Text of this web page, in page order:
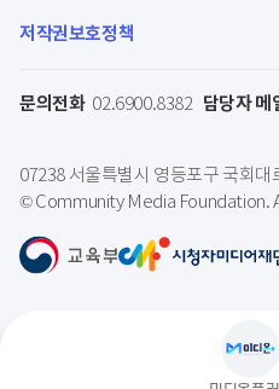
저작권보호정책
문의전화 02.6900.8382 담당자 메
07238 서울특별시 영등포구 국회대
© Community Media Foundation.